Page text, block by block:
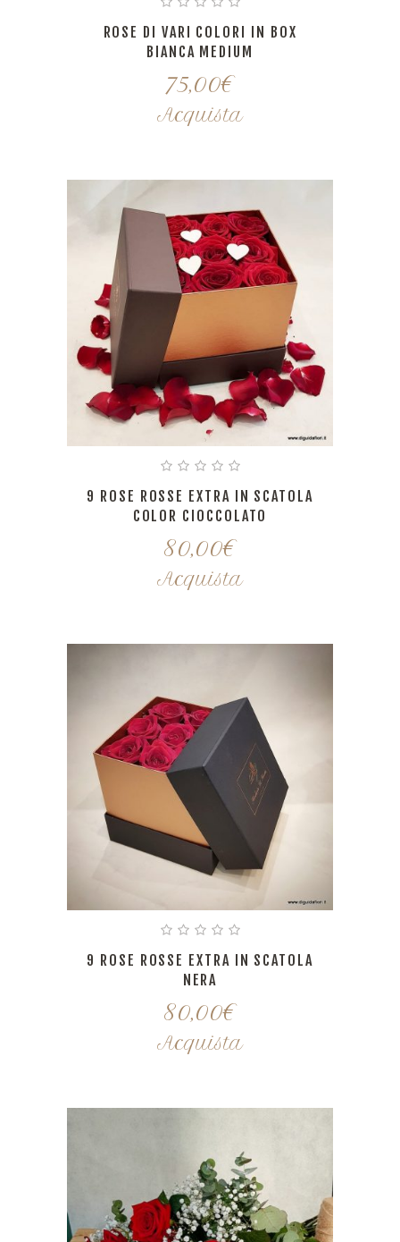
ROSE DI VARI COLORI IN BOX
BIANCA MEDIUM
75,00€
Acquista
9 ROSE ROSSE EXTRA IN SCATOLA
COLOR CIOCCOLATO
80,00€
Acquista
9 ROSE ROSSE EXTRA IN SCATOLA
NERA
80,00€
Acquista